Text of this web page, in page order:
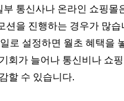
부 통신사나 온라인 쇼핑몰
션을 진행하는 경우가 많습
로 설정하면 월초 혜택을
회가 늘어나 통신비나 쇼
할 수 있습니다.